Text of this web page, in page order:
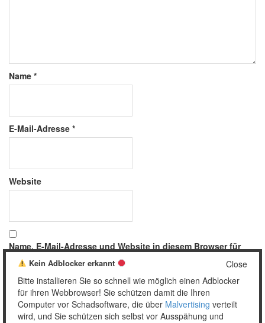
Name *
E-Mail-Adresse *
Website
Name, E-Mail-Adresse und Website in diesem Browser für
meinen nächsten Kommentar speichern.
Close
Kein Adblocker erkannt
Bitte installieren Sie so schnell wie möglich einen Adblocker
für ihren Webbrowser! Sie schützen damit die Ihren
Computer vor Schadsoftware, die über Malvertising verteilt
wird, und Sie schützen sich selbst vor Ausspähung und